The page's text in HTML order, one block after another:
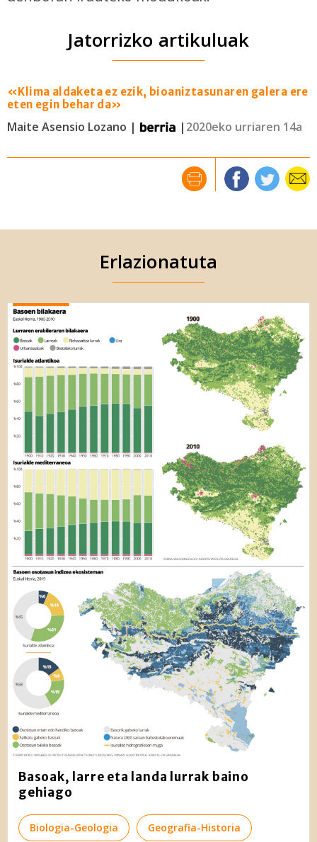
Jatorrizko artikuluak
«Klima aldaketa ez ezik, bioaniztasunaren galera ere
eten egin behar da»
Maite Asensio Lozano | | 2020eko urriaren 14a
Erlazionatuta
Basoak, larre eta landa lurrak baino
gehiago
Biologia-Geologia Geografia-Historia